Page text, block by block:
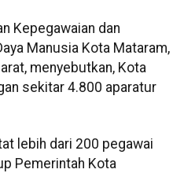
Kepegawaian dan
Manusia Kota Mataram,
menyebutkan, Kota
sekitar 4.800 aparatur
lebih dari 200 pegawai
Pemerintah Kota